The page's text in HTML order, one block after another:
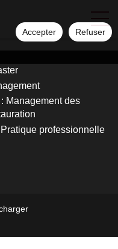
Accepter Refuser
Management des
Pratique professionnelle